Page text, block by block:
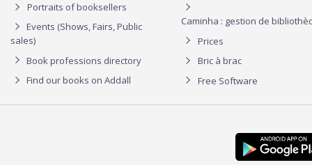
Portraits of booksellers
Events (Shows, Fairs, Public
sales)
Book professions directory
Find our books on Addall
Caminha : gestion de
Prices
Bric à brac
Free Software